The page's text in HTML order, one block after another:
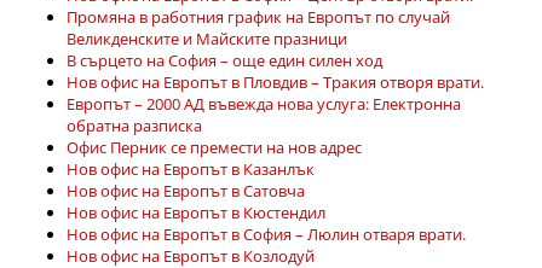
Промяна в работния график на Европът по случай
Великденските и Майските празници
В сърцето на София – още един силен ход
Нов офис на Европът в Пловдив – Тракия отворя врати.
Европът – 2000 АД въвежда нова услуга: Електронна
обратна разписка
Офис Перник се премести на нов адрес
Нов офис на Европът в Казанлък
Нов офис на Европът в Сатовча
Нов офис на Европът в Кюстендил
Нов офис на Европът в София – Люлин отваря врати.
Нов офис на Европът в Козлодуй